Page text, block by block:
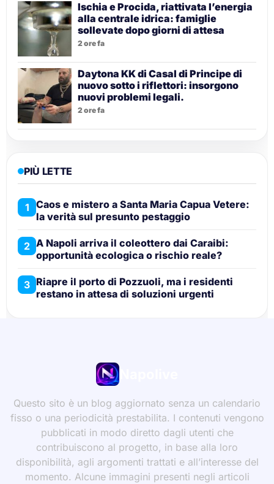
Ischia e Procida, riattivata l’energia
alla centrale idrica: famiglie
sollevate dopo giorni di attesa
2 ore fa
Daytona KK di Casal di Principe di
nuovo sotto i riflettori: insorgono
nuovi problemi legali.
2 ore fa
PIÙ LETTE
1 Caos e mistero a Santa Maria Capua Vetere:
la verità sul presunto pestaggio
2 A Napoli arriva il coleottero dai Caraibi:
opportunità ecologica o rischio reale?
3 Riapre il porto di Pozzuoli, ma i residenti
restano in attesa di soluzioni urgenti
Questo sito è un blog aggiornato senza un calendario
fisso o una periodicità prestabilita. I contenuti vengono
pubblicati in modo diretto dagli utenti che
contribuiscono al progetto, in base alla loro
disponibilità, agli argomenti trattati e all’interesse del
momento. Alcune immagini presenti negli articoli